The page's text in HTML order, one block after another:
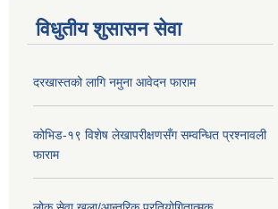
विधुतीय शुसासन सेवा
दरखास्तको लागि नमुना आवेदन फाराम
कोभिड-१९ विशेष लेखापरीक्षणसँग सम्वन्धित प्रश्नावली
फाराम